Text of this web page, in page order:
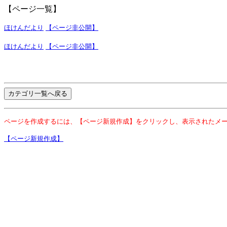
【ページ一覧】
ほけんだより 【ページ非公開】
ほけんだより 【ページ非公開】
ページを作成するには、【ページ新規作成】をクリックし、表示されたメ
【ページ新規作成】